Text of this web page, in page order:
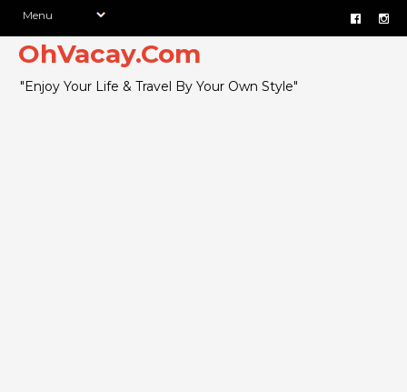
OhVacay.Com
"Enjoy Your Life & Travel By Your Own Style"